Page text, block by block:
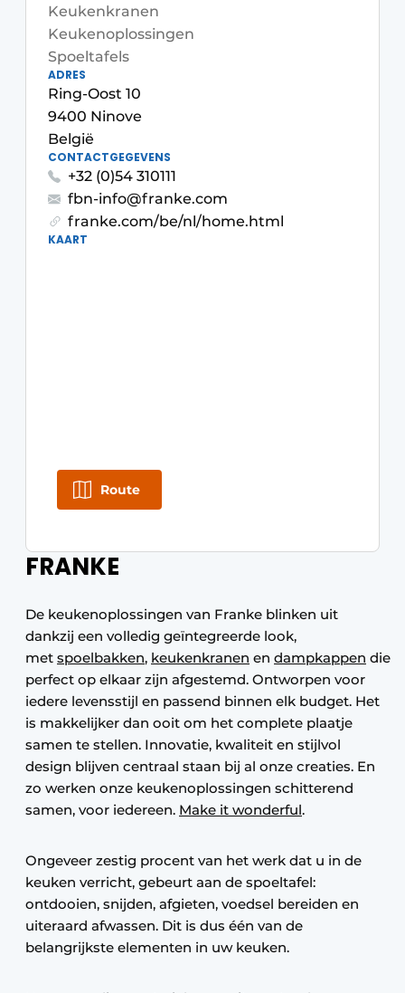
Privacy / Cookie statement
Vacature aanmelden
Video’s
FRANKE
De keukenoplossingen van Franke blinken uit
dankzij een volledig geïntegreerde look,
met spoelbakken, keukenkranen en dampkappen die
perfect op elkaar zijn afgestemd. Ontworpen voor
iedere levensstijl en passend binnen elk budget. Het
is makkelijker dan ooit om het complete plaatje
samen te stellen. Innovatie, kwaliteit en stijlvol
design blijven centraal staan bij al onze creaties. En
zo werken onze keukenoplossingen schitterend
samen, voor iedereen. Make it wonderful.
Ongeveer zestig procent van het werk dat u in de
keuken verricht, gebeurt aan de spoeltafel:
ontdooien, snijden, afgieten, voedsel bereiden en
uiteraard afwassen. Dit is dus één van de
belangrijkste elementen in uw keuken.
Keukenkranen
Keukenoplossingen
Spoeltafels
ADRES
Ring-Oost 10
9400 Ninove
België
CONTACTGEGEVENS
+32 (0)54 310111
fbn-info@franke.com
franke.com/be/nl/home.html
KAART
Route